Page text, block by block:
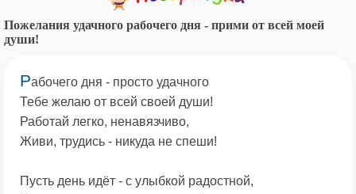
Пожелания удачного рабочего дня - прими от всей моей
души!
Рабочего дня - просто удачного
Тебе желаю от всей своей души!
Работай легко, ненавязчиво,
Живи, трудись - никуда не спеши!
Пусть день идёт - с улыбкой радостной,